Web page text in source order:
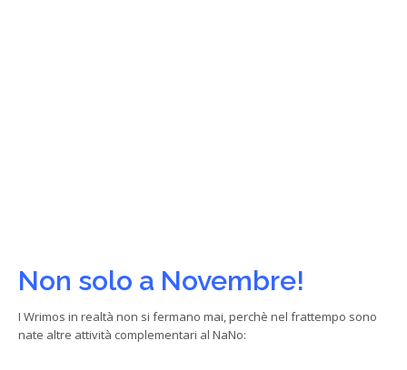
Non solo a Novembre!
I Wrimos in realtà non si fermano mai, perchè nel frattempo sono
nate altre attività complementari al NaNo: